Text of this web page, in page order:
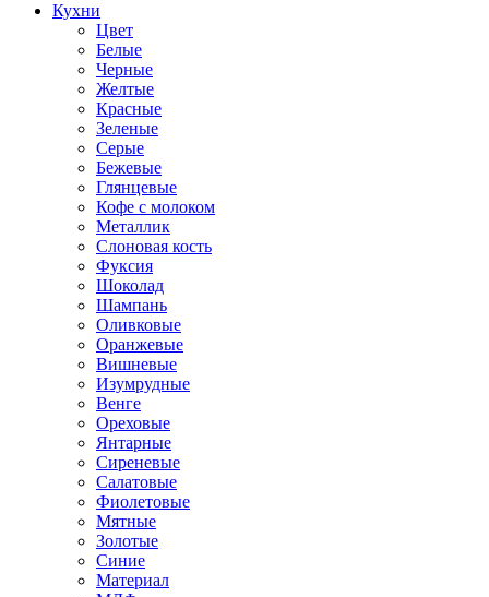
Кухни
Цвет
Белые
Черные
Желтые
Красные
Зеленые
Серые
Бежевые
Глянцевые
Кофе с молоком
Металлик
Слоновая кость
Фуксия
Шоколад
Шампань
Оливковые
Оранжевые
Вишневые
Изумрудные
Венге
Ореховые
Янтарные
Сиреневые
Салатовые
Фиолетовые
Мятные
Золотые
Синие
Материал